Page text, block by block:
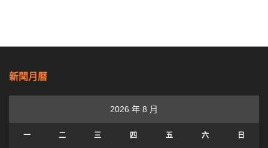
新聞月曆
2026 年 8 月
一 二 三 四 五 六 日